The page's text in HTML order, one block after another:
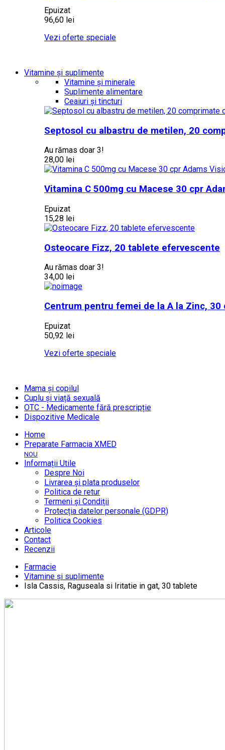
Epuizat
96,60 lei
Vezi oferte speciale
Vitamine și suplimente
Vitamine și minerale
Suplimente alimentare
Ceaiuri și tincturi
Septosol cu albastru de metilen, 20
Au rămas doar 3!
28,00 lei
Vitamina C 500mg cu Macese 30 cpr
Epuizat
15,28 lei
Osteocare Fizz, 20 tablete efervescente
Au rămas doar 3!
34,00 lei
Centrum pentru femei de la A la Zinc, 30
Epuizat
50,92 lei
Vezi oferte speciale
Mama și copilul
Cuplu și viață sexuală
OTC - Medicamente fără prescripție
Dispozitive Medicale
Home
Preparate Farmacia XMED
NOU
Informații Utile
Despre Noi
Livrarea și plata produselor
Politica de retur
Termeni și Condiții
Protecția datelor personale (GDPR)
Politica Cookies
Articole
Contact
Recenzii
Farmacie
Vitamine și suplimente
Isla Cassis, Raguseala si Iritatie in gat, 30 tablete